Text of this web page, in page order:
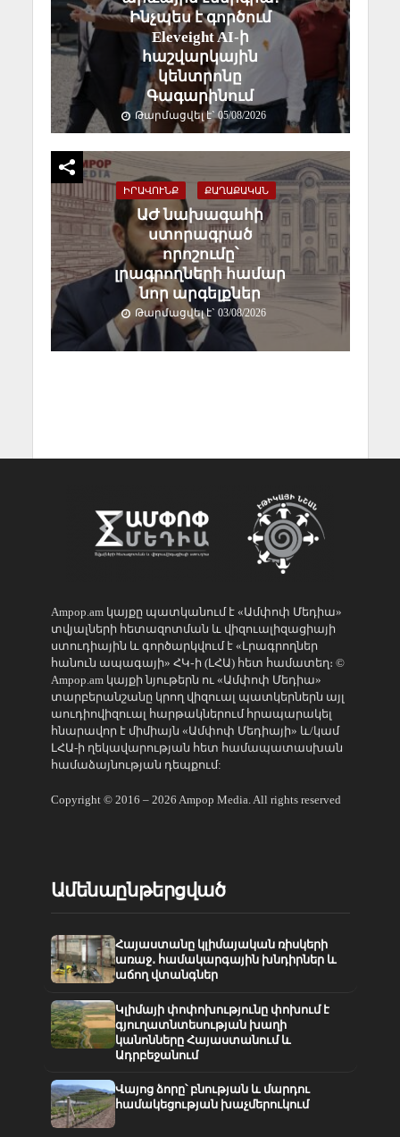
Ինչպես է գործում
Eleveight AI-ի
հաշվարկային
կենտրոնը
Գագարինում
Թարմացվել է` 05/08/2026
ԻՐԱՎՈՒՆՔ ՔԱՂԱՔԱԿԱՆ
ԱԺ նախագահի
ստորագրած
որոշումը՝
լրագրողների համար
նոր արգելքներ
Թարմացվել է` 03/08/2026
Ampop.am կայքը պատկանում է «Ամփոփ Մեդիա»
տվյալների հետազոտման և վիզուալիզացիայի
ստուդիային և գործարկվում է «Լրագրողներ
հանուն ապագայի» ՀԿ֊ի (ԼՀԱ) հետ համատեղ։ ©
Ampop.am կայքի նյութերն ու «Ամփոփ Մեդիա»
տարբերանշանը կրող վիզուալ պատկերներն այլ
աուդիովիզուալ հարթակներում հրապարակել
հնարավոր է միմիայն «Ամփոփ Մեդիայի» և/կամ
ԼՀԱ-ի ղեկավարության հետ համապատասխան
համաձայնության դեպքում:
Copyright © 2016 – 2026 Ampop Media. All rights reserved
Ամենաընթերցված
Հայաստանը կլիմայական ռիսկերի
առաջ․ համակարգային խնդիրներ և
աճող վտանգներ
Կլիմայի փոփոխությունը փոխում է
գյուղատնտեսության խաղի
կանոնները Հայաստանում և
Ադրբեջանում
Վայոց ձորը՝ բնության և մարդու
համակեցության խաչմերուկում